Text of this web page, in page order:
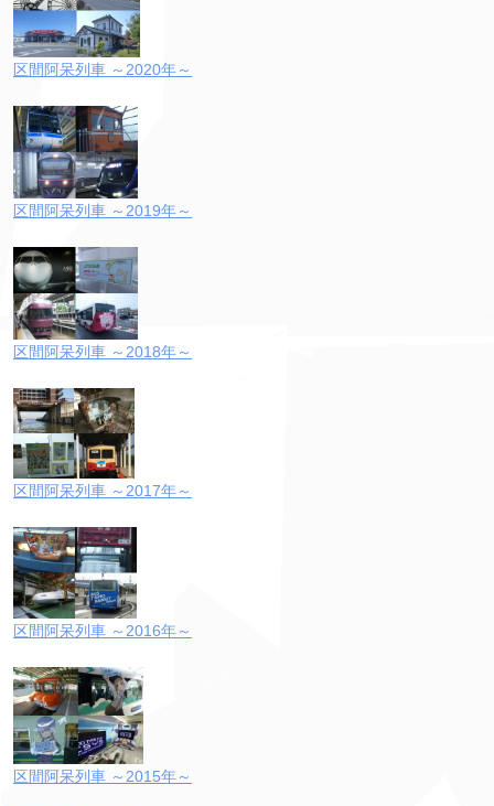
区間阿呆列車 ～2020年～
区間阿呆列車 ～2019年～
区間阿呆列車 ～2018年～
区間阿呆列車 ～2017年～
区間阿呆列車 ～2016年～
区間阿呆列車 ～2015年～